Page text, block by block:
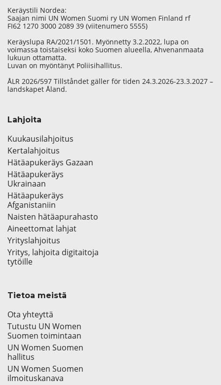
Keräystili Nordea:
Saajan nimi UN Women Suomi ry UN Women Finland rf
FI62 1270 3000 2089 39 (viitenumero 5555)
Keräyslupa RA/2021/1501. Myönnetty 3.2.2022, lupa on
voimassa toistaiseksi koko Suomen alueella, Ahvenanmaata
lukuun ottamatta.
Luvan on myöntänyt Poliisihallitus.
ÅLR 2026/597 Tillståndet gäller för tiden 24.3.2026-23.3.2027 –
landskapet Åland.
Lahjoita
Kuukausilahjoitus
Kertalahjoitus
Hätäapukeräys Gazaan
Hätäapukeräys
Ukrainaan
Hätäapukeräys
Afganistaniin
Naisten hätäapurahasto
Aineettomat lahjat
Yrityslahjoitus
Yritys, lahjoita digitaitoja
tytöille
Tietoa meistä
Ota yhteyttä
Tutustu UN Women
Suomen toimintaan
UN Women Suomen
hallitus
UN Women Suomen
ilmoituskanava